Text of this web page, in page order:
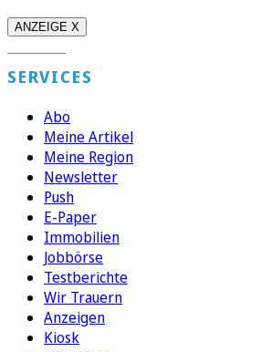
ANZEIGE X
SERVICES
Abo
Meine Artikel
Meine Region
Newsletter
Push
E-Paper
Immobilien
Jobbörse
Testberichte
Wir Trauern
Anzeigen
Kiosk